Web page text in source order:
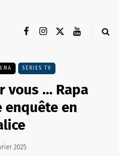
SÉRIES TV
vous … Rapa
enquête en
2025